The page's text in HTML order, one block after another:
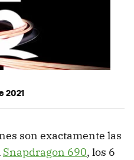
2021
son exactamente las
Snapdragon 690, los 6